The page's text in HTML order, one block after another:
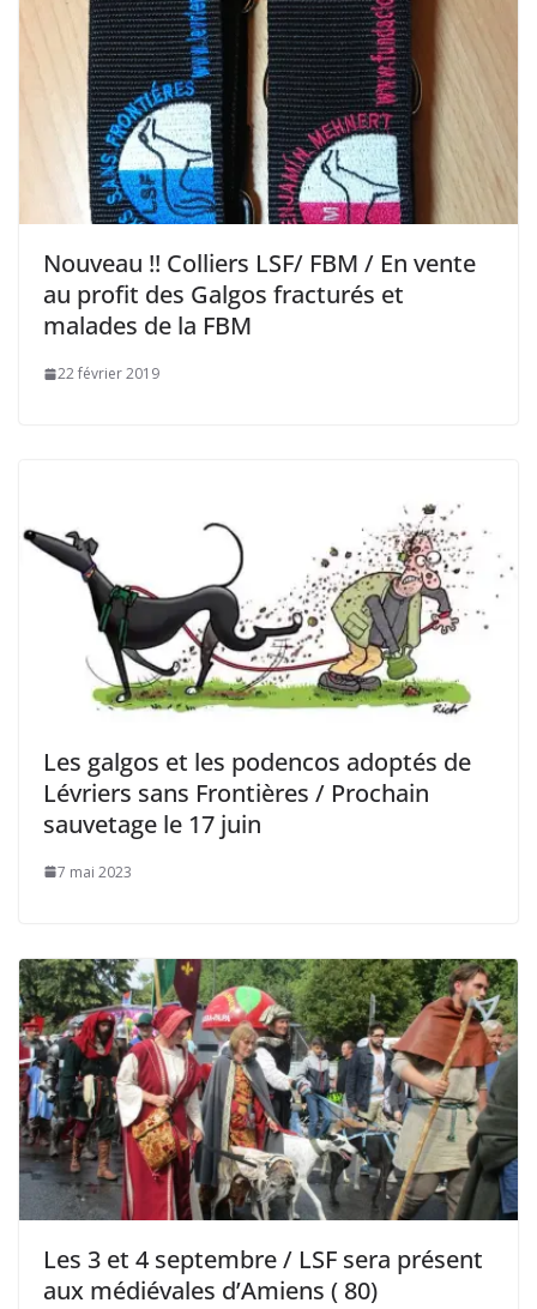
Nouveau !! Colliers LSF/ FBM / En vente
au profit des Galgos fracturés et
malades de la FBM
22 février 2019
Les galgos et les podencos adoptés de
Lévriers sans Frontières / Prochain
sauvetage le 17 juin
7 mai 2023
Les 3 et 4 septembre / LSF sera présent
aux médiévales d’Amiens ( 80)